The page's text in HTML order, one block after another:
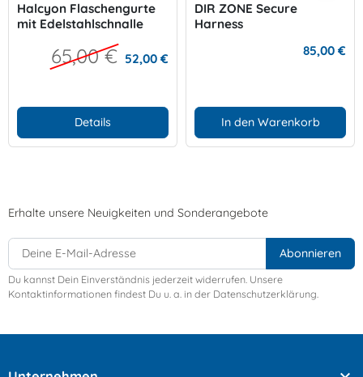
Halcyon Flaschengurte
mit Edelstahlschnalle
65,00 € 52,00 €
Details
DIR ZONE Secure
Harness
85,00 €
In den Warenkorb
Erhalte unsere Neuigkeiten und Sonderangebote
Du kannst Dein Einverständnis jederzeit widerrufen. Unsere
Kontaktinformationen findest Du u. a. in der Datenschutzerklärung.